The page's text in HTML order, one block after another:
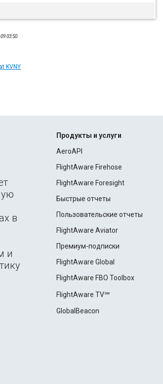
03:50.
KVNY
в
и
Продукты и услуги
AeroAPI
FlightAware Firehose
FlightAware Foresight
Быстрые отчеты
Пользовательские отчеты
FlightAware Aviator
Премиум-подписки
FlightAware Global
FlightAware FBO Toolbox
FlightAware TV℠
GlobalBeacon